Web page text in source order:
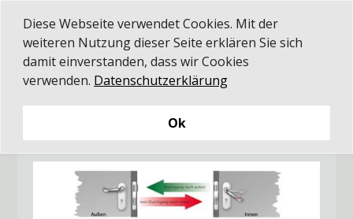
Diese Webseite verwendet Cookies. Mit der
weiteren Nutzung dieser Seite erklären Sie sich
damit einverstanden, dass wir Cookies
verwenden. Datenschutzerklärung
Ok
Nicht öffentliche Gebäude
Schließzwang- funktion C